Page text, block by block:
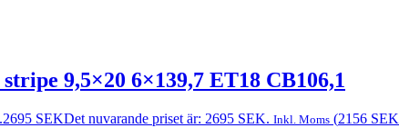
9,5×20 6×139,7 ET18 CB106,1
2695 SEKDet nuvarande priset är: 2695 SEK. Inkl. Moms (2156 SEK